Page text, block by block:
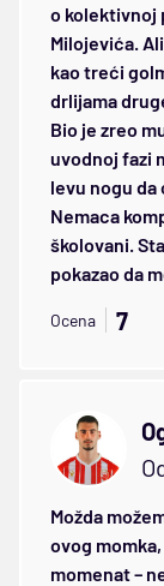
o kolektivnoj
Milojevića.
kao treći
drlijama
Bio je zreo
uvodnoj fazi
levu nogu
Nemaca
školovani.
pokazao da
Ocena 7
Možda
ovog
momenat –